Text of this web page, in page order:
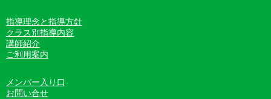
指導理念と指導方針
クラス別指導内容
講師紹介
ご利用案内
メンバー入り口
お問い合せ